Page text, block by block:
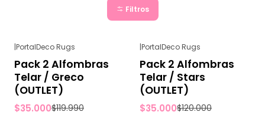
Filtros
Agotado
|PortalDeco Rugs
Pack 2 Alfombras
Telar / Greco
(OUTLET)
$35.000$119.990
Agotado
|PortalDeco Rugs
Pack 2 Alfombras
Telar / Stars
(OUTLET)
$35.000$120.000